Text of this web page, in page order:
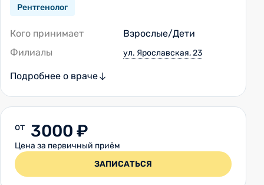
Рентгенолог
Кого принимает
Взрослые/Дети
Филиалы
ул. Ярославская, 23
Подробнее о враче
от 3000 ₽
Цена за первичный приём
ЗАПИСАТЬСЯ